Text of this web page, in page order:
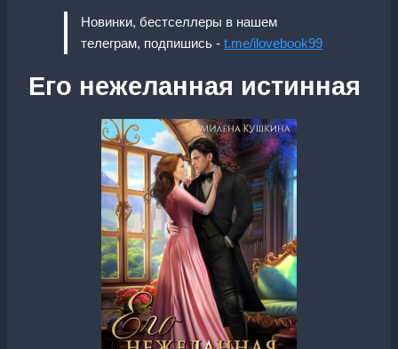
Новинки, бестселлеры в нашем
телеграм, подпишись - t.me/ilovebook99
Его нежеланная истинная